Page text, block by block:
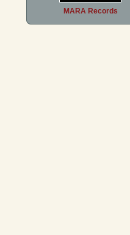
MARA Records